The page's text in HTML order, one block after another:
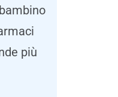
più